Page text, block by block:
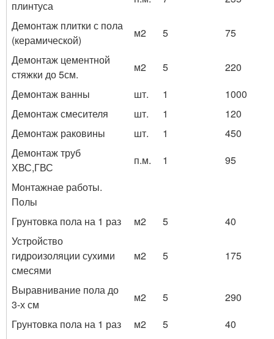
плинтуса
Демонтаж плитки с пола
(керамической)
м2 5
75
Демонтаж цементной
стяжки до 5см.
м2 5
220
Демонтаж ванны
шт. 1
1000
Демонтаж смесителя
шт. 1
120
Демонтаж раковины
шт. 1
450
Демонтаж труб
ХВС,ГВС
п.м. 1
95
Монтажнае работы.
Полы
Грунтовка пола на 1 раз
м2 5
40
Устройство
гидроизоляции сухими
смесями
м2 5 175
Выравнивание пола до
3-х см
м2 5
290
Грунтовка пола на 1 раз
м2 5
40